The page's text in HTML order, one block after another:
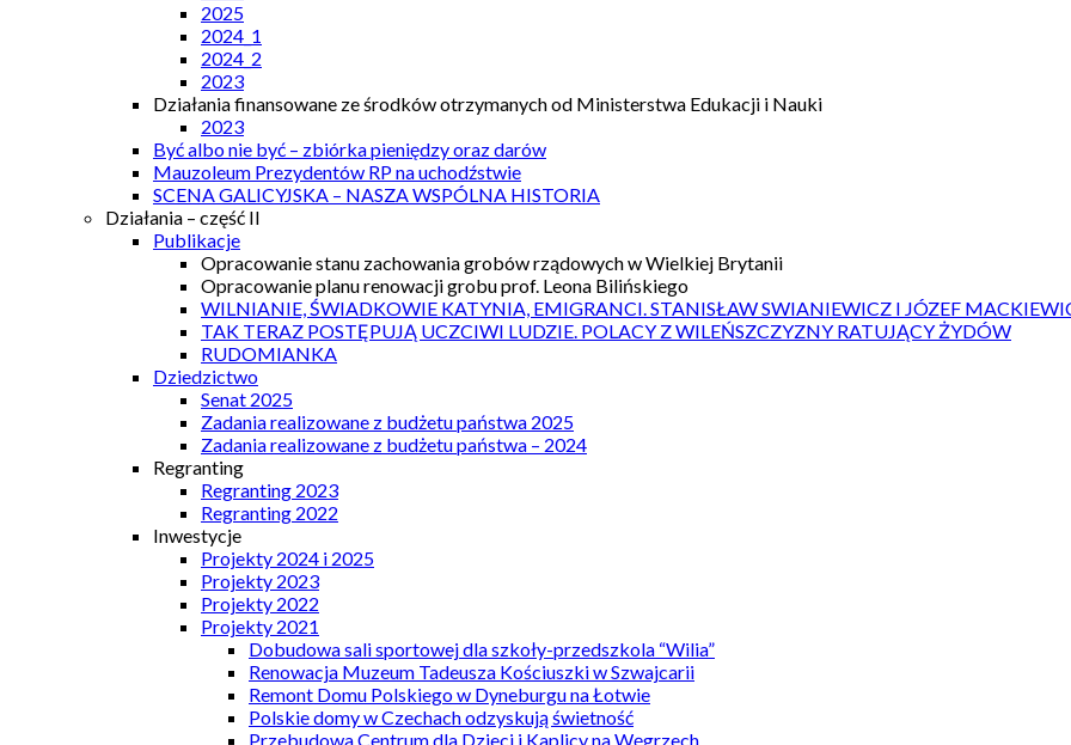
2025
2024_1
2024_2
2023
Działania finansowane ze środków otrzymanych od Ministerstwa Edukacji i Nauki
2023
Być albo nie być – zbiórka pieniędzy oraz darów
Mauzoleum Prezydentów RP na uchodźstwie
SCENA GALICYJSKA – NASZA WSPÓLNA HISTORIA
Działania – część II
Publikacje
Opracowanie stanu zachowania grobów rządowych w Wielkiej Brytanii
Opracowanie planu renowacji grobu prof. Leona Bilińskiego
WILNIANIE, ŚWIADKOWIE KATYNIA, EMIGRANCI. STANISŁAW SWIANIEWICZ I JÓZEF
TAK TERAZ POSTĘPUJĄ UCZCIWI LUDZIE. POLACY Z WILEŃSZCZYZNY RATUJĄCY ŻYDÓW
RUDOMIANKA
Dziedzictwo
Senat 2025
Zadania realizowane z budżetu państwa 2025
Zadania realizowane z budżetu państwa – 2024
Regranting
Regranting 2023
Regranting 2022
Inwestycje
Projekty 2024 i 2025
Projekty 2023
Projekty 2022
Projekty 2021
Dobudowa sali sportowej dla szkoły-przedszkola “Wilia”
Renowacja Muzeum Tadeusza Kościuszki w Szwajcarii
Remont Domu Polskiego w Dyneburgu na Łotwie
Polskie domy w Czechach odzyskują świetność
Przebudowa Centrum dla Dzieci i Kaplicy na Węgrzech